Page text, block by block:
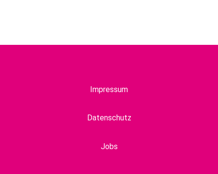
Impressum
Datenschutz
Jobs